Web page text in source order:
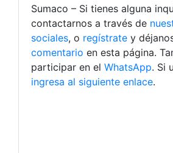
Sumaco – Si tienes alguna
contactarnos a través de
sociales, o regístrate y
comentario en esta página.
participar en el WhatsApp. Si
ingresa al siguiente enlace.